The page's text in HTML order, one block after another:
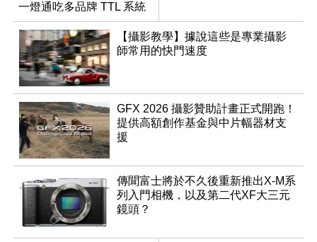
一燈通吃多品牌 TTL 系統
【攝影教學】據說這些是專業攝影
師常用的快門速度
GFX 2026 攝影贊助計畫正式開跑！
提供高額創作基金與中片幅器材支
援
傳聞富士將於不久後重新推出X-M系
列入門相機，以及第二代XF大三元
鏡頭？